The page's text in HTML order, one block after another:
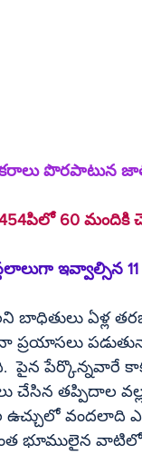
ఎకరాలు
60 మందికి
ఇవ్వాల్సిన
బాధితులు ఏళ్ల
పైన పేర్కొన్నవారే
తప్పిదాల వల్ల
సొంత భూములైన